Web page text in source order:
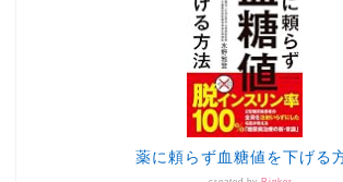
薬に頼らず血糖値を下げる